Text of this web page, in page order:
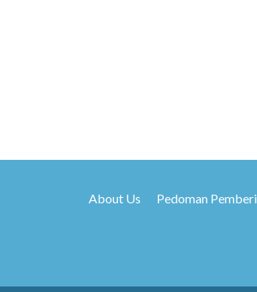
About Us Pedoman